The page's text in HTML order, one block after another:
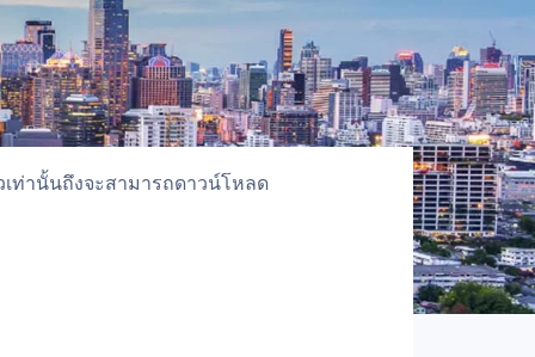
ท่านั้นถึงจะสามารถดาวน์โหลด